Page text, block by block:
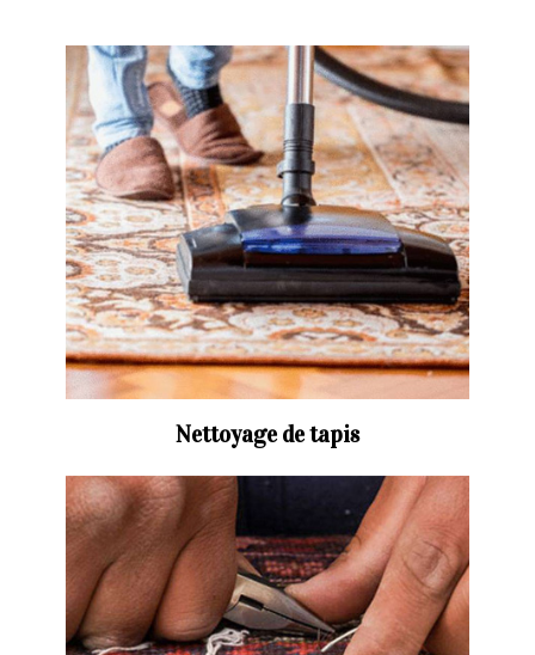
Nettoyage de tapis